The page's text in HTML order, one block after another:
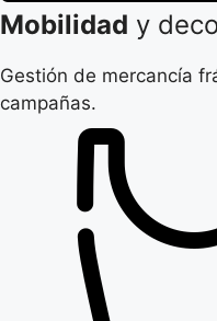
Mobilidad y
Gestión de mercancía
campañas.